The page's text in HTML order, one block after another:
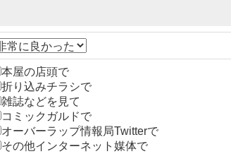
本屋の店頭で
折り込みチラシで
雑誌などを見て
コミックガルドで
オーバーラップ情報局Twitterで
その他インターネット媒体で